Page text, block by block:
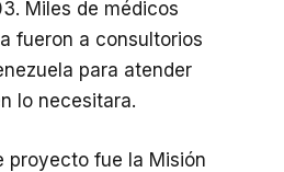
Miles de médicos
fueron a consultorios
para atender
lo necesitara.
proyecto fue la Misión